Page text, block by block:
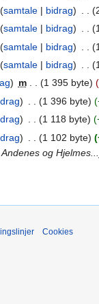
samtale bidrag
samtale bidrag
samtale bidrag
samtale bidrag
m 1 395 byte
1 396 byte
1 118 byte
1 102 byte
og Hjelmes...
Cookies